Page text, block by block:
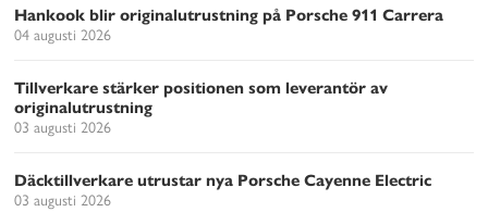
Hankook blir originalutrustning på Porsche 911 Carrera
04 augusti 2026
Tillverkare stärker positionen som leverantör av
originalutrustning
03 augusti 2026
Däcktillverkare utrustar nya Porsche Cayenne Electric
03 augusti 2026